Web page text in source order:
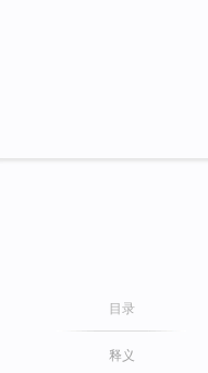
目录
释义